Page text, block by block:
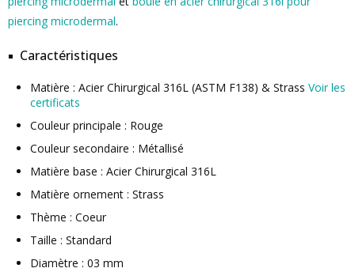
piercing microdermal.
Caractéristiques
Matière : Acier Chirurgical 316L (ASTM F138) & Strass Voir les
certificats
Couleur principale : Rouge
Couleur secondaire : Métallisé
Matière base : Acier Chirurgical 316L
Matière ornement : Strass
Thème : Coeur
Taille : Standard
Diamètre : 03 mm